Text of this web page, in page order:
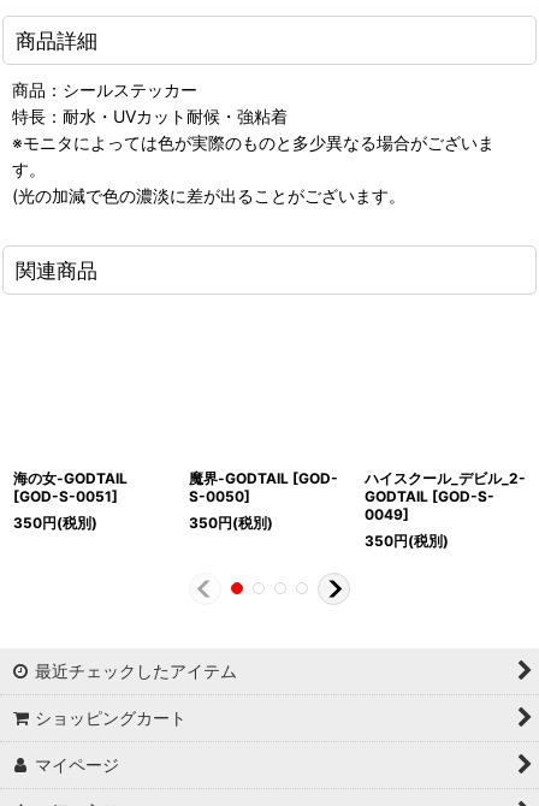
商品詳細
商品：シールステッカー
特長：耐水・UVカット耐候・強粘着
※モニタによっては色が実際のものと多少異なる場合がございま
す。
(光の加減で色の濃淡に差が出ることがございます。
関連商品
海の女-GODTAIL
[GOD-S-0051]
350円(税別)
魔界-GODTAIL [GOD-
S-0050]
350円(税別)
ハイスクール_デビル_2-
GODTAIL [GOD-S-
0049]
350円(税別)
最近チェックしたアイテム
ショッピングカート
マイページ